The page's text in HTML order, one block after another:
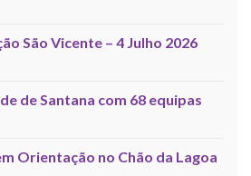
São Vicente – 4 Julho 2026
de Santana com 68 equipas
Orientação no Chão da Lagoa